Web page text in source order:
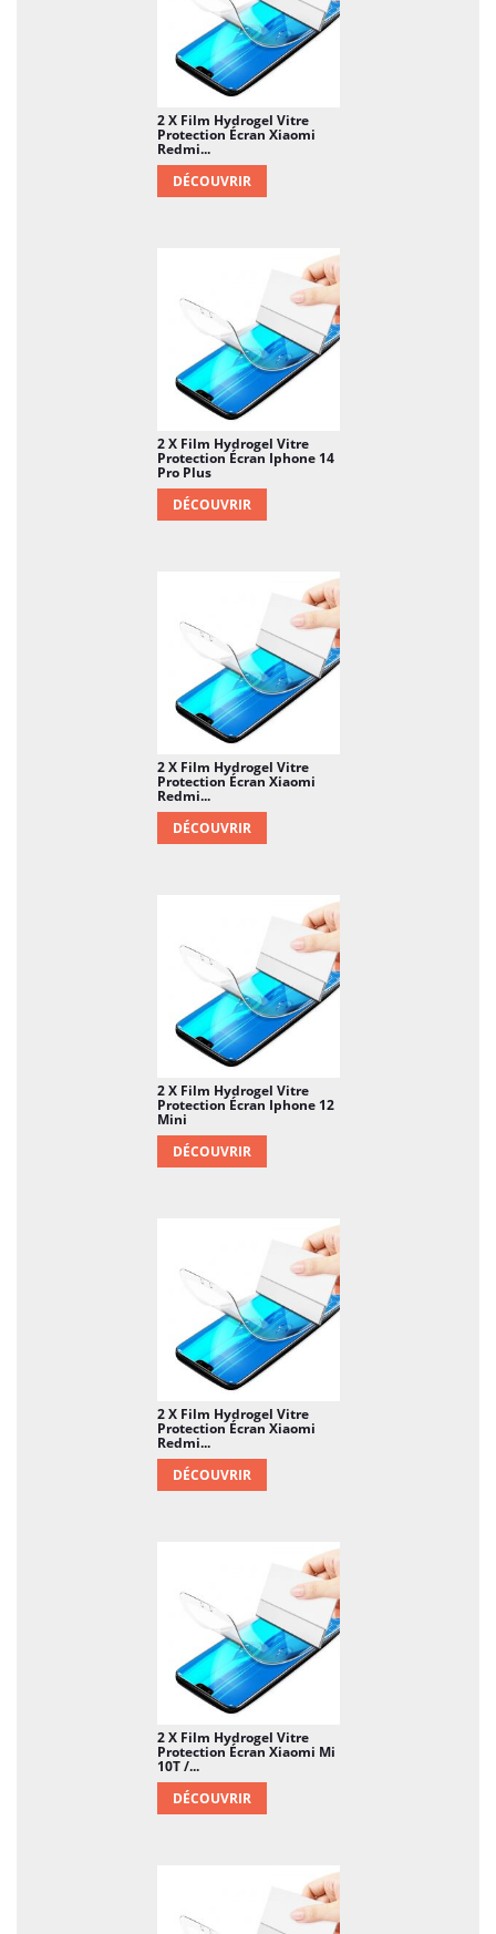
2 X Film Hydrogel Vitre
Protection Écran Xiaomi
Redmi...
DÉCOUVRIR
2 X Film Hydrogel Vitre
Protection Écran Iphone 14
Pro Plus
DÉCOUVRIR
2 X Film Hydrogel Vitre
Protection Écran Xiaomi
Redmi...
DÉCOUVRIR
2 X Film Hydrogel Vitre
Protection Écran Iphone 12
Mini
DÉCOUVRIR
2 X Film Hydrogel Vitre
Protection Écran Xiaomi
Redmi...
DÉCOUVRIR
2 X Film Hydrogel Vitre
Protection Écran Xiaomi Mi
10T /...
DÉCOUVRIR